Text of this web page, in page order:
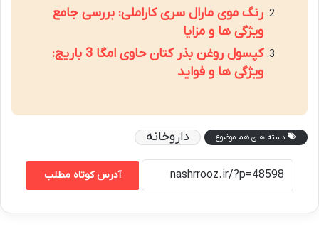
رنگ موی مارال سری کاراملی: بررسی جامع
ویژگی ها و مزایا
کپسول روغن بذر کتان حاوی امگا 3 باریج:
ویژگی ها و فواید
دسته های هم موضوع داروخانه
آدرس کوتاه مطلب